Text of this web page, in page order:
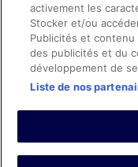
Échéances de
Utiliser un coupon
Electron, CartaSi, Carte
© 2026 Expedia, Inc.,
réservés. ebookers et le
activement les
Stocker et/ou
Publicités et
des publicités et du
développement de
Liste de nos